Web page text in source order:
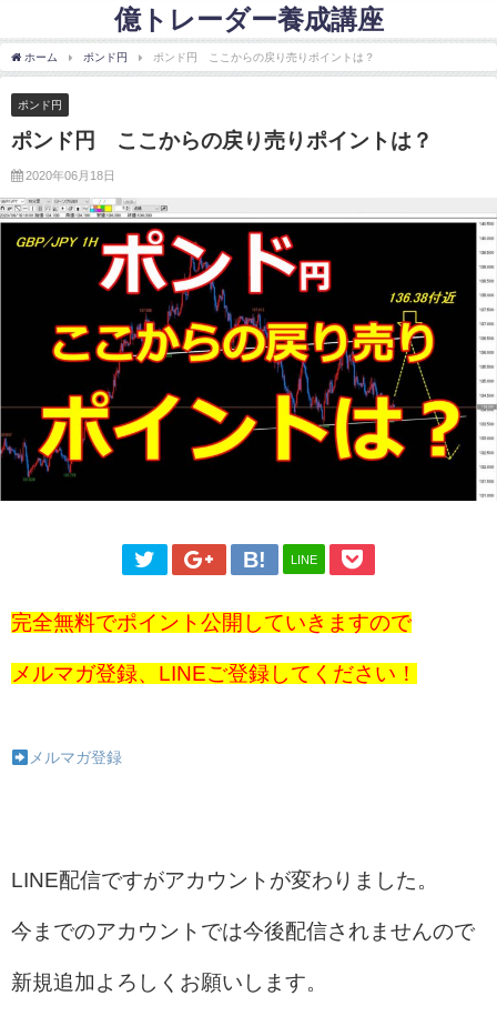
億トレーダー養成講座
ホーム ポンド円 ポンド円 ここからの戻り売りポイントは？
ポンド円
ポンド円 ここからの戻り売りポイントは？
2020年06月18日
LINE
完全無料でポイント公開していきますので
メルマガ登録、LINEご登録してください！
メルマガ登録
LINE配信ですがアカウントが変わりました。
今までのアカウントでは今後配信されませんので
新規追加よろしくお願いします。